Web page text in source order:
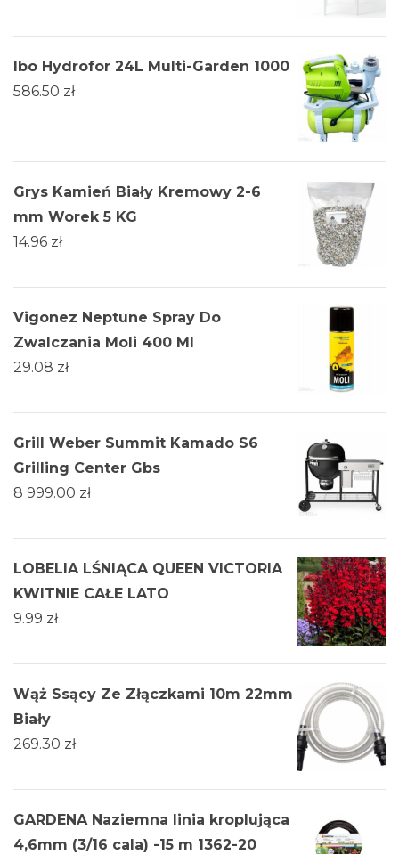
Ibo Hydrofor 24L Multi-Garden 1000
586.50 zł
Grys Kamień Biały Kremowy 2-6
mm Worek 5 KG
14.96 zł
Vigonez Neptune Spray Do
Zwalczania Moli 400 Ml
29.08 zł
Grill Weber Summit Kamado S6
Grilling Center Gbs
8 999.00 zł
LOBELIA LŚNIĄCA QUEEN VICTORIA
KWITNIE CAŁE LATO
9.99 zł
Wąż Ssący Ze Złączkami 10m 22mm
Biały
269.30 zł
GARDENA Naziemna linia kroplująca
4,6mm (3/16 cala) -15 m 1362-20